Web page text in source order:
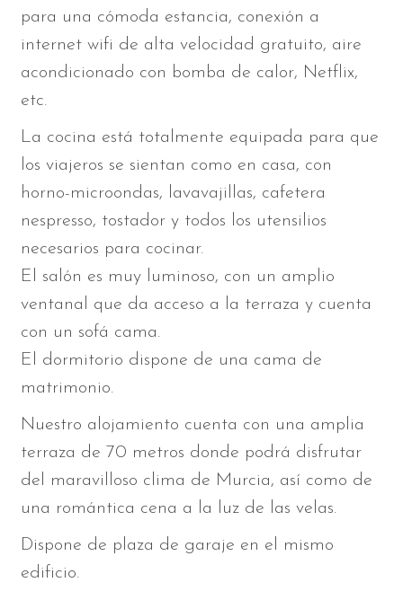
para una cómoda estancia, conexión a
internet wifi de alta velocidad gratuito, aire
acondicionado con bomba de calor, Netflix,
etc.
La cocina está totalmente equipada para que
los viajeros se sientan como en casa, con
horno-microondas, lavavajillas, cafetera
nespresso, tostador y todos los utensilios
necesarios para cocinar.
El salón es muy luminoso, con un amplio
ventanal que da acceso a la terraza y cuenta
con un sofá cama.
El dormitorio dispone de una cama de
matrimonio.
Nuestro alojamiento cuenta con una amplia
terraza de 70 metros donde podrá disfrutar
del maravilloso clima de Murcia, así como de
una romántica cena a la luz de las velas.
Dispone de plaza de garaje en el mismo
edificio.